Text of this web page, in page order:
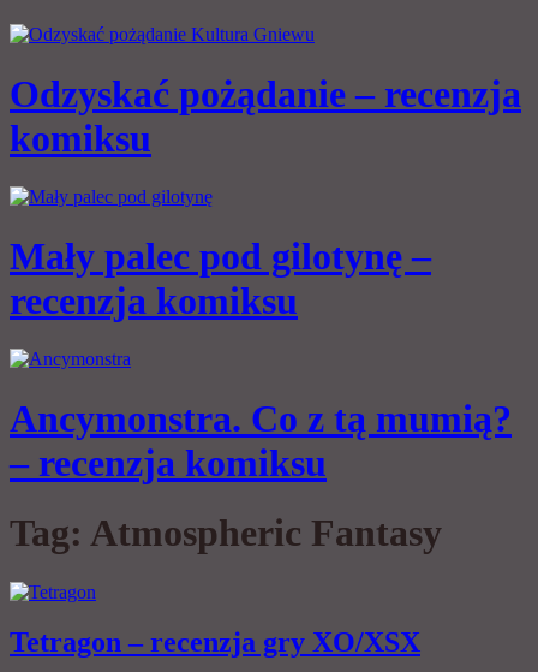
Odzyskać pożądanie – recenzja
komiksu
Mały palec pod gilotynę –
recenzja komiksu
Ancymonstra. Co z tą mumią?
– recenzja komiksu
Tag: Atmospheric Fantasy
Tetragon – recenzja gry XO/XSX